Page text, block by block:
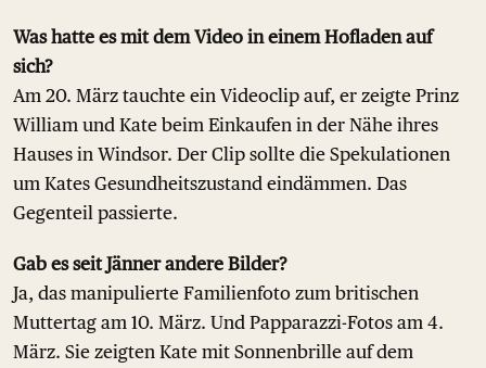
Was hatte es mit dem Video in einem Hofladen auf
sich?
Am 20. März tauchte ein Videoclip auf, er zeigte Prinz
William und Kate beim Einkaufen in der Nähe ihres
Hauses in Windsor. Der Clip sollte die Spekulationen
um Kates Gesundheitszustand eindämmen. Das
Gegenteil passierte.
Gab es seit Jänner andere Bilder?
Ja, das manipulierte Familienfoto zum britischen
Muttertag am 10. März. Und Papparazzi-Fotos am 4.
März. Sie zeigten Kate mit Sonnenbrille auf dem